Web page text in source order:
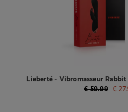
Lieberté - Vibromasseur
€59.99 €